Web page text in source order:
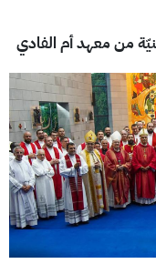
من معهد أم الفادي